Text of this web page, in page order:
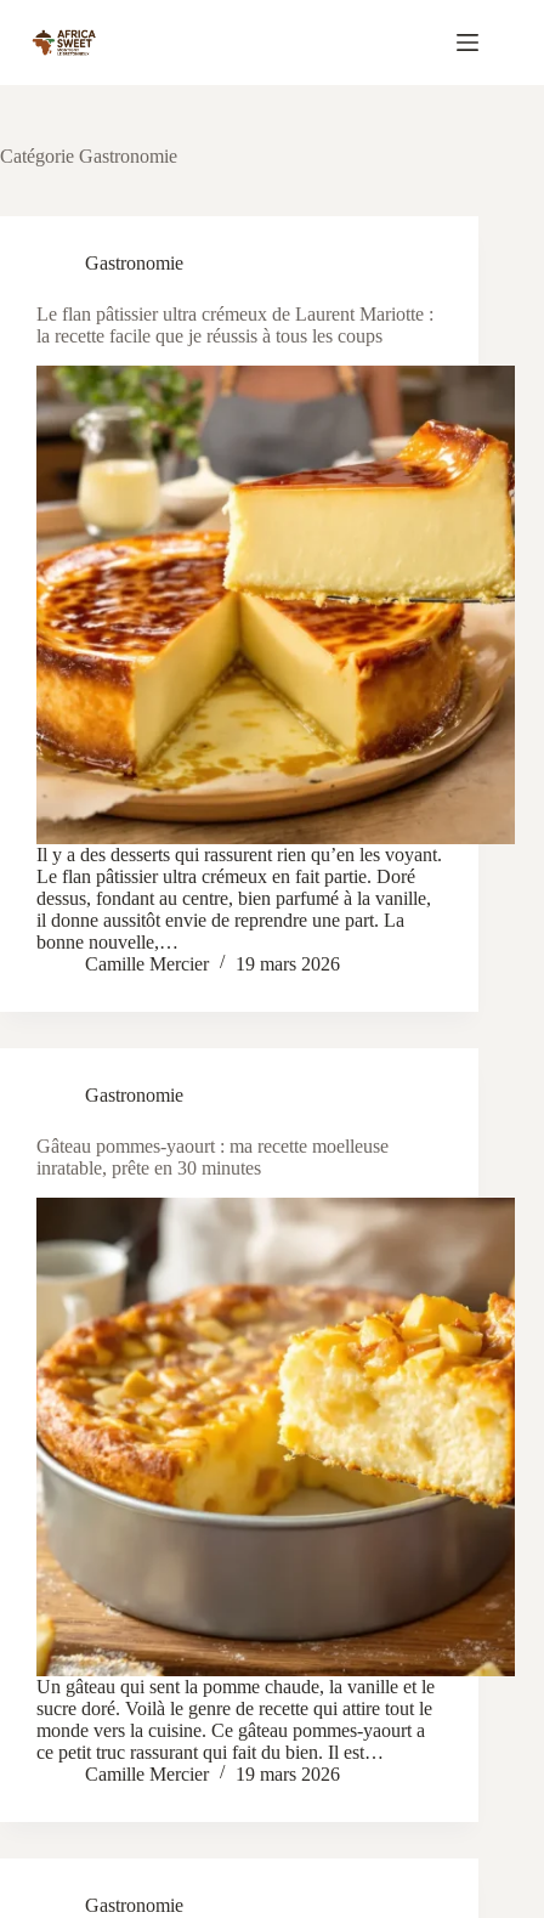
contenu
Catégorie Gastronomie
Gastronomie
Le flan pâtissier ultra crémeux de Laurent Mariotte :
la recette facile que je réussis à tous les coups
Il y a des desserts qui rassurent rien qu’en les voyant.
Le flan pâtissier ultra crémeux en fait partie. Doré
dessus, fondant au centre, bien parfumé à la vanille,
il donne aussitôt envie de reprendre une part. La
bonne nouvelle,…
Camille Mercier
19 mars 2026
Gastronomie
Gâteau pommes-yaourt : ma recette moelleuse
inratable, prête en 30 minutes
Un gâteau qui sent la pomme chaude, la vanille et le
sucre doré. Voilà le genre de recette qui attire tout le
monde vers la cuisine. Ce gâteau pommes-yaourt a
ce petit truc rassurant qui fait du bien. Il est…
Camille Mercier
19 mars 2026
Gastronomie